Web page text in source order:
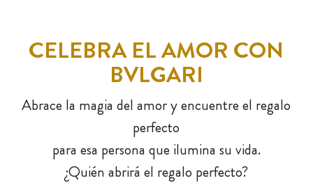
CELEBRA EL AMOR CON
BVLGARI
Abrace la magia del amor y encuentre el regalo
perfecto
para esa persona que ilumina su vida.
¿Quién abrirá el regalo perfecto?